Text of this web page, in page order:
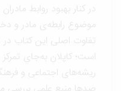
در کنار بهبود روابط مادران و
موضوع رابطه‌ی مادر و دختر در
تفاوت اصلی این کتاب در
است؛ کاپلان به‌جای تمرکز
ریشه‌های اجتماعی و فرهنگی